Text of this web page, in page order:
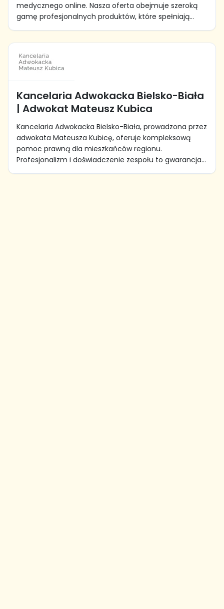
medycznego online. Nasza oferta obejmuje szeroką
gamę profesjonalnych produktów, które spełniają...
Kancelaria Adwokacka Bielsko-Biała
| Adwokat Mateusz Kubica
Kancelaria Adwokacka Bielsko-Biała, prowadzona przez
adwokata Mateusza Kubicę, oferuje kompleksową
pomoc prawną dla mieszkańców regionu.
Profesjonalizm i doświadczenie zespołu to gwarancja...